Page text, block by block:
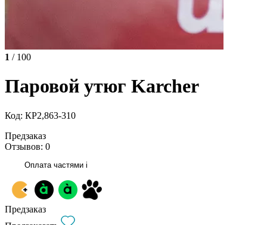
1 / 100
Паровой утюг Karcher
Код: КР2,863-310
Предзаказ
Отзывов: 0
Оплата частями i
Предзаказ